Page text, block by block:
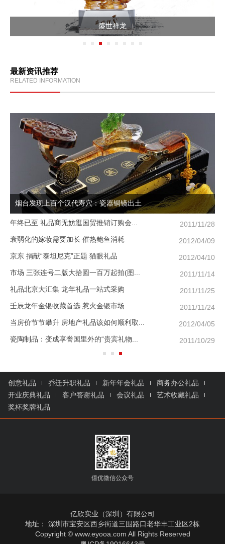
盛世祥龙
最新资讯推荐
RELATED INFORMATION
烟台发现上百个汉代寿穴：瓷器铜镜出土
年终已至 礼品商无妨逛国贸推销订购会...
2011/11/28
衰弱化的嫁妆需要加长 催热鲍鱼消耗
2012/04/09
京东 捐献“泰坦尼克”正题 猫眼礼品
2012/04/10
市场 三张连号二版大拾圆一百万起拍(图...
2011/11/14
礼品北京大汇集 龙年礼品一站式采购
2011/11/25
壬辰龙年金银收藏首选 惹火金银市场
2011/11/24
当房价节节攀升 房地产礼品该如何顺利取...
2012/04/05
瓷陶制品：变成享誉国里外的“贵宾礼物...
2011/10/29
创意礼品 乔迁升职礼品 新年年会礼品
商务办公礼品
开业庆典礼品
客户答谢礼品 会议礼品
艺术收藏礼品
奖杯奖牌礼品
億优微信公众号
亿欣实业（深圳）有限公司
地址： 深圳市宝安区西乡街道三围路口老华丰工业区2栋
Copyright © www.eyooa.com All Rights Reserved